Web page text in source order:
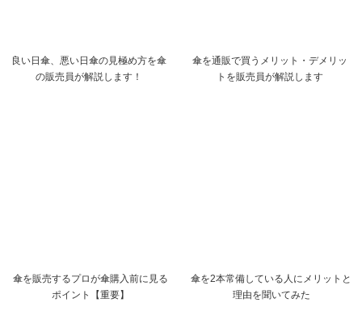
良い日傘、悪い日傘の見極め方を傘
の販売員が解説します！
傘を通販で買うメリット・デメリッ
トを販売員が解説します
傘を販売するプロが傘購入前に見る
ポイント【重要】
傘を2本常備している人にメリットと
理由を聞いてみた